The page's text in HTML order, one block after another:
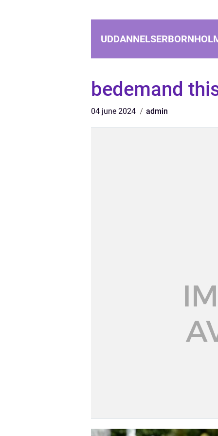
bedemand
04 june 2024 admin